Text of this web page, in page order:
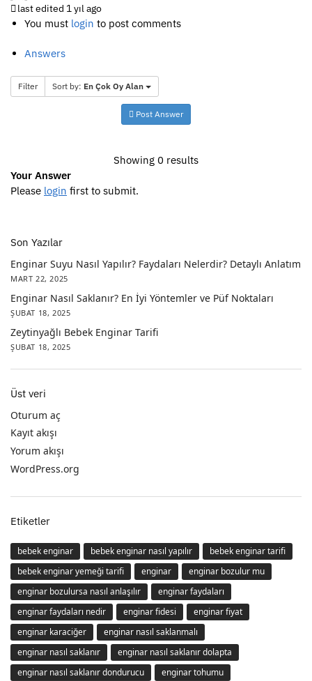
last edited 1 yıl ago
You must login to post comments
Answers
Filter Sort by: En Çok Oy Alan
Post Answer
Showing 0 results
Your Answer
Please login first to submit.
Son Yazılar
Enginar Suyu Nasıl Yapılır? Faydaları Nelerdir? Detaylı Anlatım
MART 22, 2025
Enginar Nasıl Saklanır? En İyi Yöntemler ve Püf Noktaları
ŞUBAT 18, 2025
Zeytinyağlı Bebek Enginar Tarifi
ŞUBAT 18, 2025
Üst veri
Oturum aç
Kayıt akışı
Yorum akışı
WordPress.org
Etiketler
bebek enginar bebek enginar nasıl yapılır
bebek enginar tarifi
bebek enginar yemeği tarifi
enginar
enginar bozulur mu
enginar bozulursa nasıl anlaşılır
enginar faydaları
enginar faydaları nedir
enginar fidesi
enginar fiyat
enginar karaciğer
enginar nasıl saklanmalı
enginar nasıl saklanır
enginar nasıl saklanır dolapta
enginar nasıl saklanır dondurucu
enginar tohumu